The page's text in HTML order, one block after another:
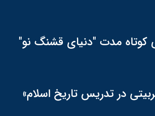
کوتاه مدت "دنیای قشنگ نو"
در تدریس تاریخ اسلام»